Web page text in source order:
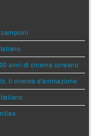
anni di cinema coreano
il cinema d'animazione